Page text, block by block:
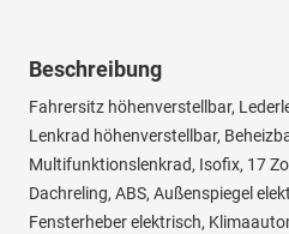
Beschreibung
Fahrersitz höhenverstellbar,
Lenkrad höhenverstellbar,
Multifunktionslenkrad, Isofix, 17
Dachreling, ABS, Außenspiegel
Fensterheber elektrisch,